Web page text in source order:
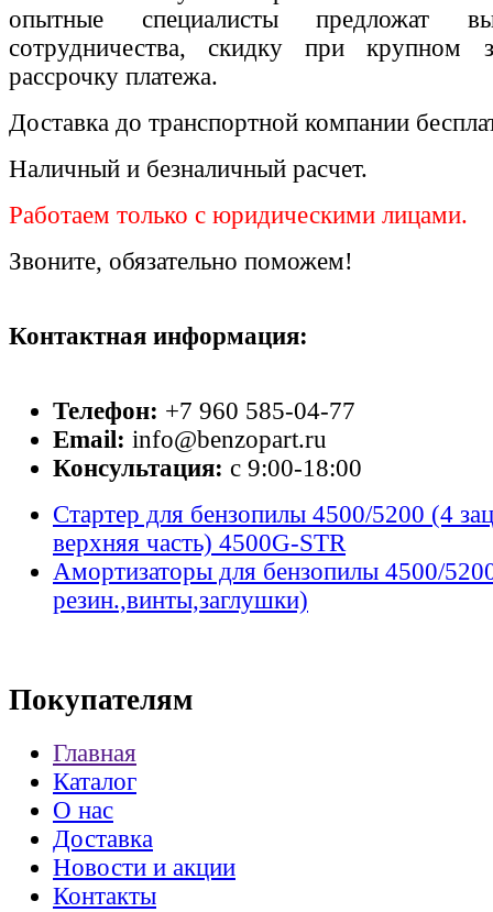
опытные специалисты предложат
сотрудничества, скидку при крупном
рассрочку платежа.
Доставка до транспортной компании
Наличный и безналичный расчет.
Работаем только с юридическими лицами.
Звоните, обязательно поможем!
Контактная информация:
Телефон: +7 960 585-04-77
Email: info@benzopart.ru
Консультация: с 9:00-18:00
Стартер для бензопилы 4500/5200 (4
верхняя часть) 4500G-STR
Амортизаторы для бензопилы 4500/
резин.,винты,заглушки)
Покупателям
Главная
Каталог
О нас
Доставка
Новости и акции
Контакты